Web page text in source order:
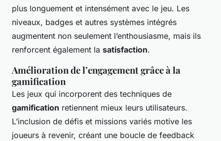
plus longuement et intensément avec le jeu. Les
niveaux, badges et autres systèmes intégrés
augmentent non seulement l’enthousiasme, mais ils
renforcent également la satisfaction.
Amélioration de l’engagement grâce à la
gamification
Les jeux qui incorporent des techniques de
gamification retiennent mieux leurs utilisateurs.
L’inclusion de défis et missions variés motive les
joueurs à revenir, créant une boucle de feedback